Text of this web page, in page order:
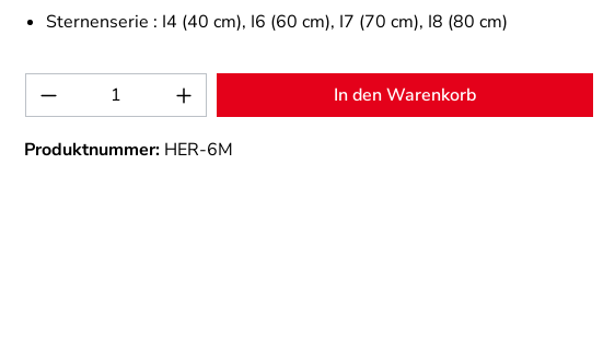
Sternenserie : I4 (40 cm), I6 (60 cm), I7 (70 cm), I8 (80 cm)
Produkt Anzahl: Gib den gewünschten Wert ein
In den Warenkorb
Produktnummer: HER-6M